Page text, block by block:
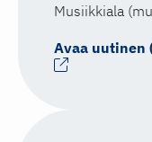
Musiikkiala
Avaa uutinen